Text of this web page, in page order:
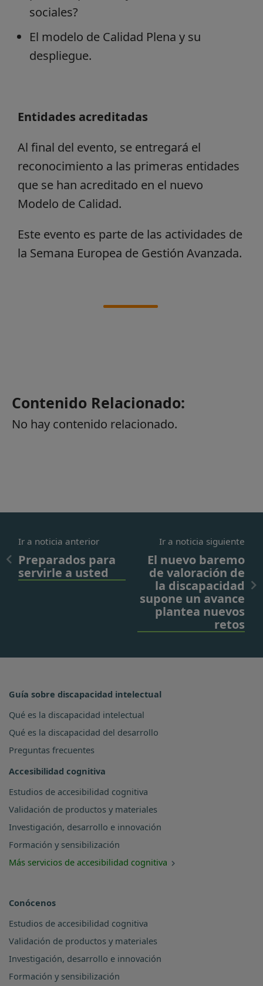
sociales?
El modelo de Calidad Plena y su
despliegue.
Entidades acreditadas
Al final del evento, se entregará el
reconocimiento a las primeras entidades
que se han acreditado en el nuevo
Modelo de Calidad.
Este evento es parte de las actividades de
la Semana Europea de Gestión Avanzada.
Contenido Relacionado:
No hay contenido relacionado.
Ir a noticia anterior
Preparados para
servirle a usted
Ir a noticia siguiente
El nuevo baremo
de valoración de
la discapacidad
supone un avance
plantea nuevos
retos
Guía sobre discapacidad intelectual
Qué es la discapacidad intelectual
Qué es la discapacidad del desarrollo
Preguntas frecuentes
Accesibilidad cognitiva
Estudios de accesibilidad cognitiva
Validación de productos y materiales
Investigación, desarrollo e innovación
Formación y sensibilización
Más servicios de accesibilidad cognitiva
Conócenos
Estudios de accesibilidad cognitiva
Validación de productos y materiales
Investigación, desarrollo e innovación
Formación y sensibilización